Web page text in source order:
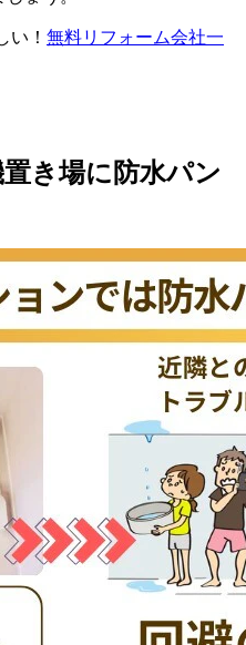
い！ 無料リフォーム会社一
き場に防水パン